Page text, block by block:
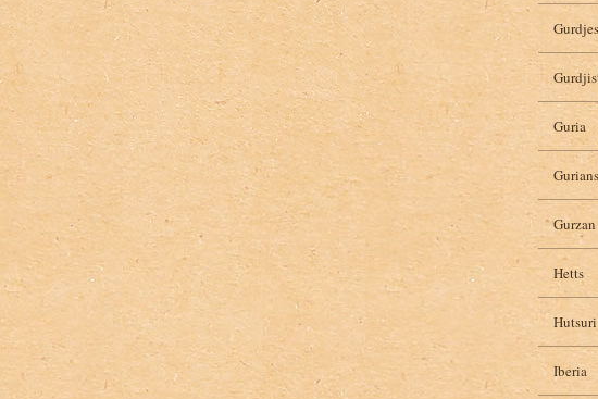
Gurdjes
Guria
Gurians
Gurzan
Hetts
Hutsuri
Iberia